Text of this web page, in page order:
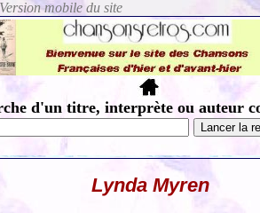
d'un titre, interprète ou auteur
Lynda Myren